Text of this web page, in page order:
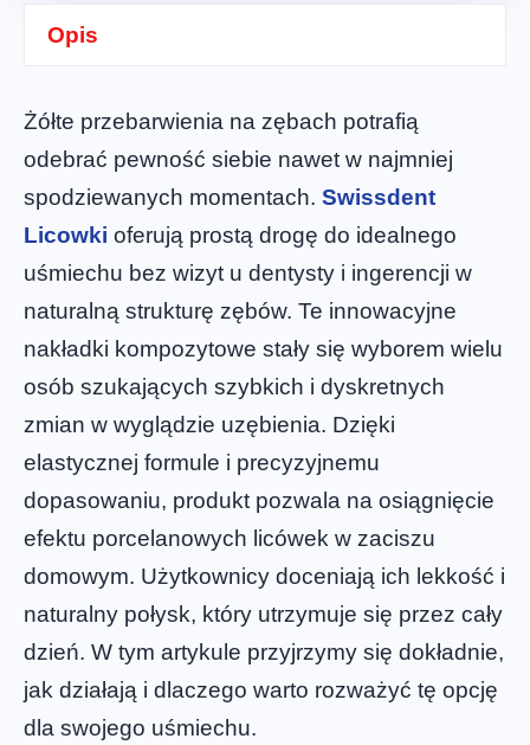
Opis
Żółte przebarwienia na zębach potrafią
odebrać pewność siebie nawet w najmniej
spodziewanych momentach. Swissdent
Licowki oferują prostą drogę do idealnego
uśmiechu bez wizyt u dentysty i ingerencji w
naturalną strukturę zębów. Te innowacyjne
nakładki kompozytowe stały się wyborem wielu
osób szukających szybkich i dyskretnych
zmian w wyglądzie uzębienia. Dzięki
elastycznej formule i precyzyjnemu
dopasowaniu, produkt pozwala na osiągnięcie
efektu porcelanowych licówek w zaciszu
domowym. Użytkownicy doceniają ich lekkość i
naturalny połysk, który utrzymuje się przez cały
dzień. W tym artykule przyjrzymy się dokładnie,
jak działają i dlaczego warto rozważyć tę opcję
dla swojego uśmiechu.